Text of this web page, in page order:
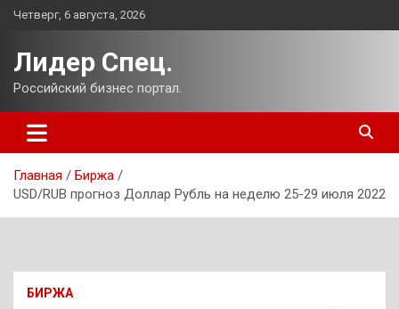
Перейти
Четверг, 6 августа, 2026
Лидер Спец.
Российский бизнес портал.
Главная
Биржа
USD/RUB прогноз Доллар Рубль на неделю 25-29 июля 2022
БИРЖА